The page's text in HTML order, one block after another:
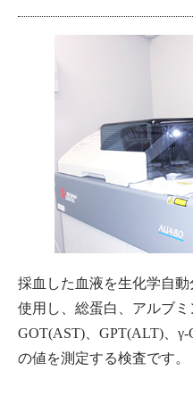
採血した血液を生化学自
使用し、総蛋白、アルブミ
GOT(AST)、GPT(ALT)、γ-
の値を測定する検査です。